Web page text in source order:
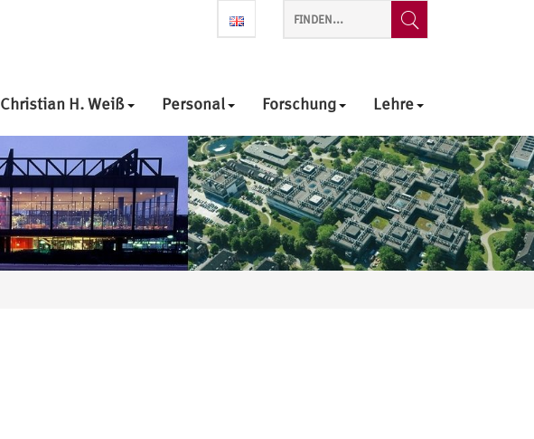
H. Weiß Personal Forschung Lehre